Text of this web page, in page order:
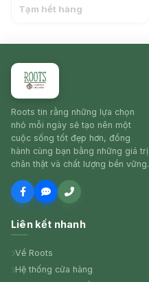
- BARILLA
Tạm hết hàng
Roots tin rằng những lựa chọn
nhỏ mỗi ngày sẽ tạo nên một
cuộc sống tốt đẹp hơn, đồng
hành cùng bạn bằng những giá trị
chân thật và chất lượng bền vững.
Liên kết nhanh
Về Roots
Hệ thống cửa hàng